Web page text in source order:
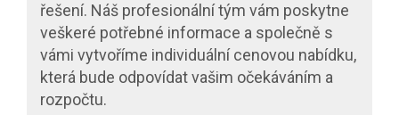
řešení. Náš profesionální tým vám poskytne
veškeré potřebné informace a společně s
vámi vytvoříme individuální cenovou nabídku,
která bude odpovídat vašim očekáváním a
rozpočtu.